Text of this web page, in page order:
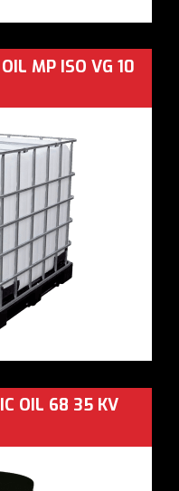
MP ISO VG 10
OIL 68 35 KV